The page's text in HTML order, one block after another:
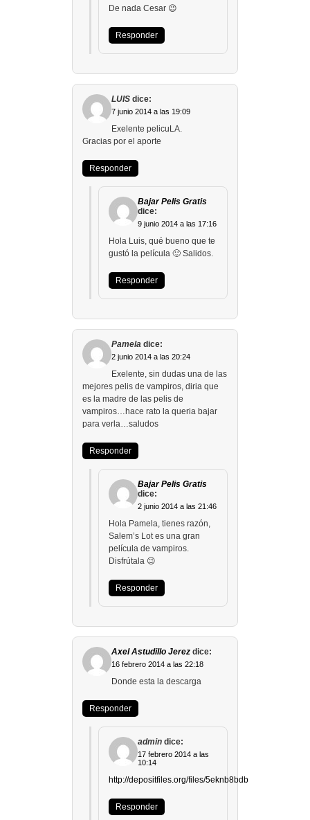
De nada Cesar 😉
Responder
LUIS dice:
7 junio 2014 a las 19:09
Exelente pelicuLA.
Gracias por el aporte
Responder
Bajar Pelis Gratis
dice:
9 junio 2014 a las 17:16
Hola Luis, qué bueno que te
gustó la película 🙂 Salidos.
Responder
Pamela dice:
2 junio 2014 a las 20:24
Exelente, sin dudas una de las
mejores pelis de vampiros, diria que
es la madre de las pelis de
vampiros…hace rato la queria bajar
para verla…saludos
Responder
Bajar Pelis Gratis
dice:
2 junio 2014 a las 21:46
Hola Pamela, tienes razón,
Salem’s Lot es una gran
película de vampiros.
Disfrútala 😉
Responder
Axel Astudillo Jerez dice:
16 febrero 2014 a las 22:18
Donde esta la descarga
Responder
admin dice:
17 febrero 2014 a las
10:14
http://depositfiles.org/files/5eknb8bdb
Responder